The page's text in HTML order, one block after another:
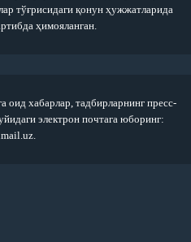
тўғрисидаги қонун ҳужжатларида
ҳимояланган.
оид хабарлар, тадбирларнинг пресс-
электрон почтага юборинг: